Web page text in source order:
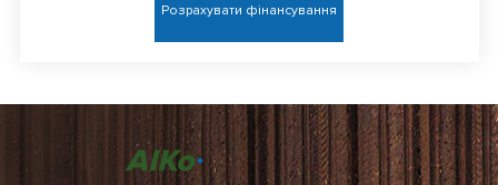
Розрахувати фінансування
AIKo